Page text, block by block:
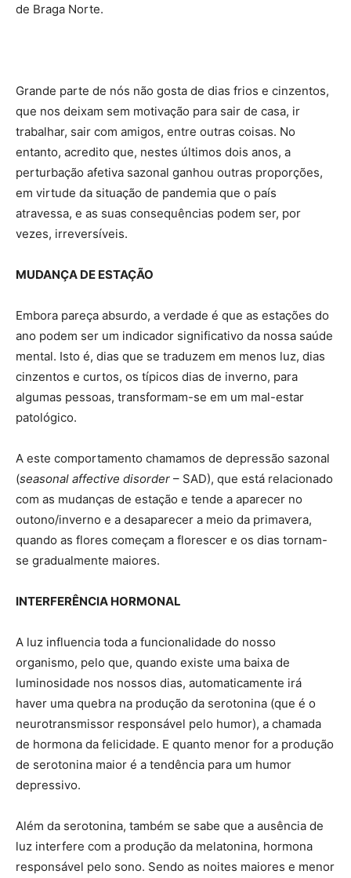
de Braga Norte.
Grande parte de nós não gosta de dias frios e cinzentos,
que nos deixam sem motivação para sair de casa, ir
trabalhar, sair com amigos, entre outras coisas. No
entanto, acredito que, nestes últimos dois anos, a
perturbação afetiva sazonal ganhou outras proporções,
em virtude da situação de pandemia que o país
atravessa, e as suas consequências podem ser, por
vezes, irreversíveis.
MUDANÇA DE ESTAÇÃO
Embora pareça absurdo, a verdade é que as estações do
ano podem ser um indicador significativo da nossa saúde
mental. Isto é, dias que se traduzem em menos luz, dias
cinzentos e curtos, os típicos dias de inverno, para
algumas pessoas, transformam-se em um mal-estar
patológico.
A este comportamento chamamos de depressão sazonal
(seasonal affective disorder – SAD), que está relacionado
com as mudanças de estação e tende a aparecer no
outono/inverno e a desaparecer a meio da primavera,
quando as flores começam a florescer e os dias tornam-
se gradualmente maiores.
INTERFERÊNCIA HORMONAL
A luz influencia toda a funcionalidade do nosso
organismo, pelo que, quando existe uma baixa de
luminosidade nos nossos dias, automaticamente irá
haver uma quebra na produção da serotonina (que é o
neurotransmissor responsável pelo humor), a chamada
de hormona da felicidade. E quanto menor for a produção
de serotonina maior é a tendência para um humor
depressivo.
Além da serotonina, também se sabe que a ausência de
luz interfere com a produção da melatonina, hormona
responsável pelo sono. Sendo as noites maiores e menor